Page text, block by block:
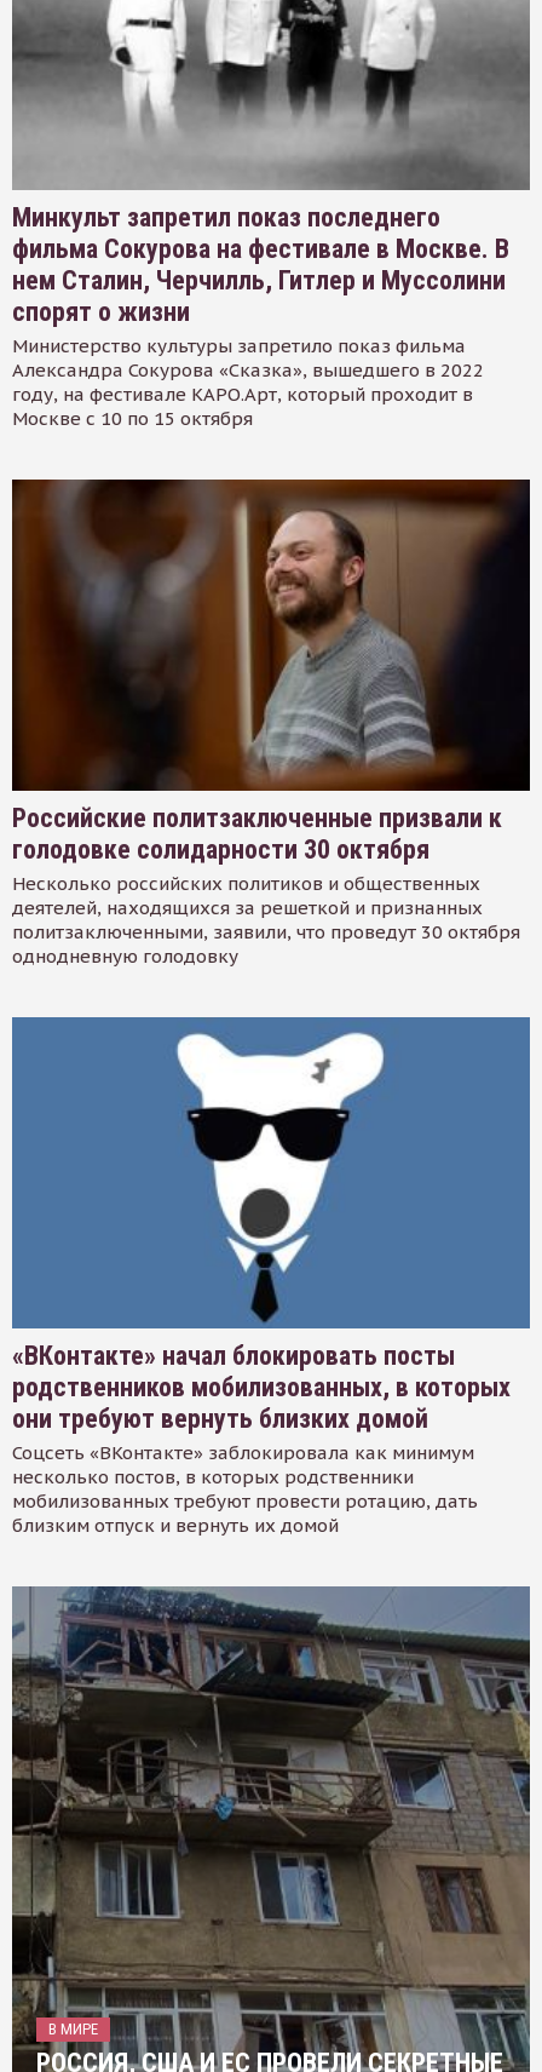
Минкульт запретил показ последнего
фильма Сокурова на фестивале в Москве. В
нем Сталин, Черчилль, Гитлер и Муссолини
спорят о жизни
Министерство культуры запретило показ фильма
Александра Сокурова «Сказка», вышедшего в 2022
году, на фестивале КАРО.Арт, который проходит в
Москве с 10 по 15 октября
Российские политзаключенные призвали к
голодовке солидарности 30 октября
Несколько российских политиков и общественных
деятелей, находящихся за решеткой и признанных
политзаключенными, заявили, что проведут 30 октября
однодневную голодовку
«ВКонтакте» начал блокировать посты
родственников мобилизованных, в которых
они требуют вернуть близких домой
Соцсеть «ВКонтакте» заблокировала как минимум
несколько постов, в которых родственники
мобилизованных требуют провести ротацию, дать
близким отпуск и вернуть их домой
В МИРЕ
РОССИЯ, США И ЕС ПРОВЕЛИ СЕКРЕТНЫЕ